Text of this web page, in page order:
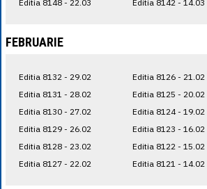
Editia 8148 - 22.03
Editia 8142 - 14.03
FEBRUARIE
Editia 8132 - 29.02
Editia 8131 - 28.02
Editia 8130 - 27.02
Editia 8129 - 26.02
Editia 8128 - 23.02
Editia 8127 - 22.02
Editia 8126 - 21.02
Editia 8125 - 20.02
Editia 8124 - 19.02
Editia 8123 - 16.02
Editia 8122 - 15.02
Editia 8121 - 14.02